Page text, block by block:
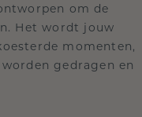
om de
Het wordt jouw
momenten,
gedragen en